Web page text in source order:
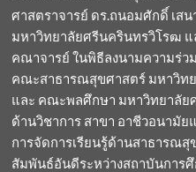
ศาสตราจารย์ ดร.ถนอมศักดิ์ เ
มหาวิทยาลัยศรีนครินทรวิโรฒ
คณาจารย์ ในพิธีลงนามความร่ว
คณะสาธารณสุขศาสตร์ มหาวิทย
และ คณะพลศึกษา มหาวิทยาลั
ด้านวิชาการ สาขา อาชีวอนามั
การจัดการเรียนรู้ด้านสาธารณสุ
สัมพันธ์อันดีระหว่างสถาบันการ